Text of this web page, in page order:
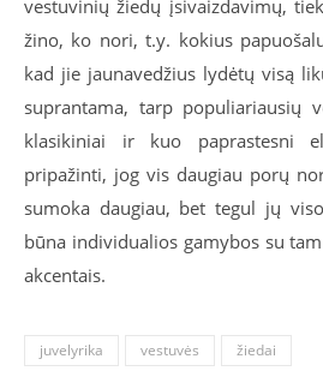
vestuvinių žiedų įsivaizdavimų,
žino, ko nori, t.y. kokius
kad jie jaunavedžius lydėtų visą
suprantama, tarp populiariausių
klasikiniai ir kuo paprastesni
pripažinti, jog vis daugiau porų
sumoka daugiau, bet tegul jų
būna individualios gamybos su
akcentais.
juvelyrika vestuvės žiedai